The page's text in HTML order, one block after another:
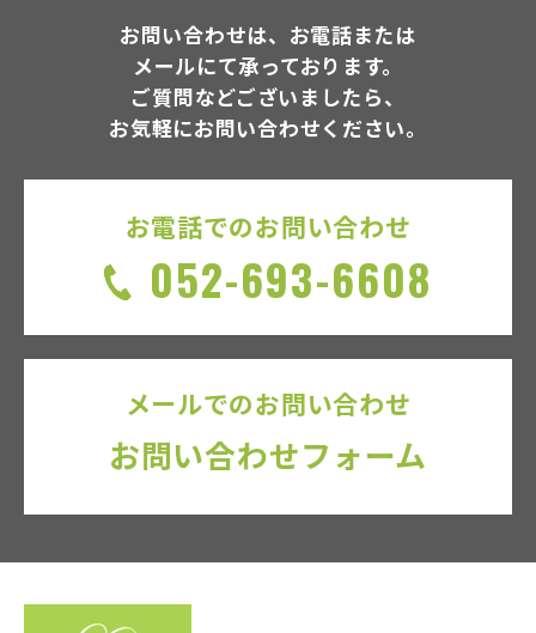
お問い合わせは、お電話または
メールにて承っております。
ご質問などございましたら、
お気軽にお問い合わせください。
お電話でのお問い合わせ
052-693-6608
メールでのお問い合わせ
お問い合わせフォーム